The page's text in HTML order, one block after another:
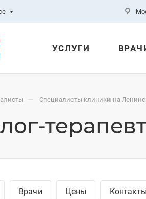
УСЛУГИ
— Специалисты клиники на
Врачи Цены Контакты